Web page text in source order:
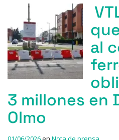
al
3 millones en
Olmo